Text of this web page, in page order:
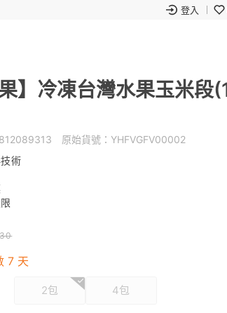
登入
果】冷凍台灣水果玉米
原始貨號： YHFVGFV00002
術
7 天
2包 4包